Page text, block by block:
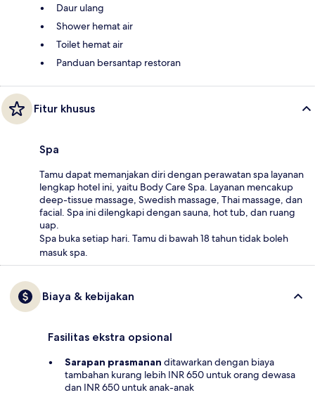
Daur ulang
Shower hemat air
Toilet hemat air
Panduan bersantap restoran
Fitur khusus
Spa
Tamu dapat memanjakan diri dengan perawatan spa layanan
lengkap hotel ini, yaitu Body Care Spa. Layanan mencakup
deep-tissue massage, Swedish massage, Thai massage, dan
facial. Spa ini dilengkapi dengan sauna, hot tub, dan ruang
uap.
Spa buka setiap hari. Tamu di bawah 18 tahun tidak boleh
masuk spa.
Biaya & kebijakan
Fasilitas ekstra opsional
Sarapan prasmanan ditawarkan dengan biaya
tambahan kurang lebih INR 650 untuk orang dewasa
dan INR 650 untuk anak-anak